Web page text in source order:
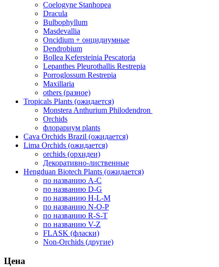
Coelogyne Stanhopea
Dracula
Bulbophyllum
Masdevallia
Oncidium + онцидиумные
Dendrobium
Bollea Kefersteinia Pescatoria
Lepanthes Pleurothallis Restrepia
Porroglossum Restrepia
Maxillaria
others (разное)
Tropicals Plants (ожидается)
​​​​​​​Monstera Anthurium Philodendron
Orchids
флорариум plants
Cava Orchids Brazil (ожидается)
Lima Orchids (ожидается)
orchids (орхидеи)
Декоративно-лиственные
Hengduan Biotech Plants (ожидается)
по названию A-C
по названию D-G
по названию H-L-M
по названию N-O-P
по названию R-S-T
по названию V-Z
FLASK (фласки)
Non-Orchids (другие)
Цена